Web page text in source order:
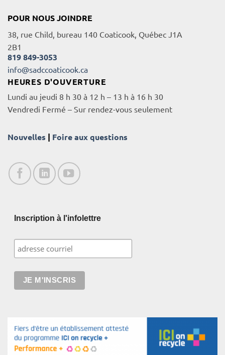
POUR NOUS JOINDRE
38, rue Child, bureau 140 Coaticook, Québec J1A
2B1
819 849-3053
info@sadccoaticook.ca
HEURES D'OUVERTURE
Lundi au jeudi 8 h 30 à 12 h – 13 h à 16 h 30
Vendredi Fermé – Sur rendez-vous seulement
Nouvelles | Foire aux questions
Inscription à l'infolettre